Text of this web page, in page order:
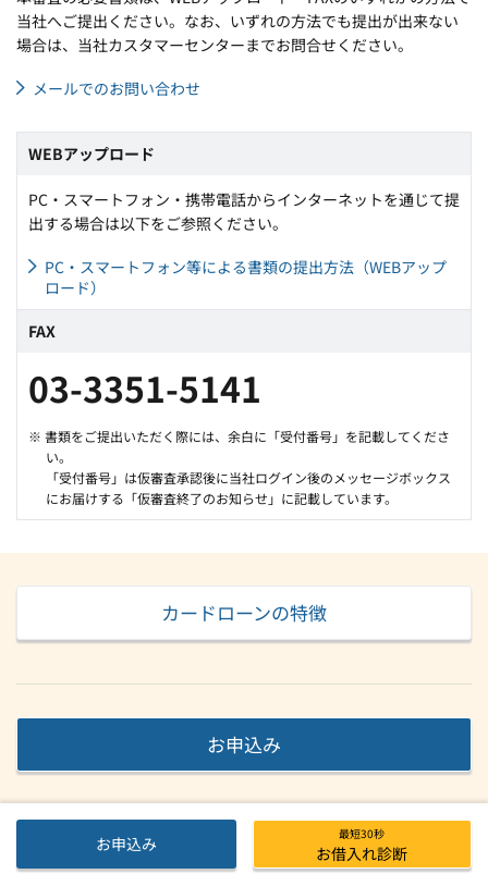
お申込み 最短30秒
お借入れ診断
当社へご提出ください。なお、いずれの方法でも提出が出来ない
場合は、当社カスタマーセンターまでお問合せください。
メールでのお問い合わせ
WEBアップロード
PC・スマートフォン・携帯電話からインターネットを通じて提
出する場合は以下をご参照ください。
PC・スマートフォン等による書類の提出方法（WEBアップ
ロード）
FAX
03-3351-5141
※ 書類をご提出いただく際には、余白に「受付番号」を記載してくださ
い。
「受付番号」は仮審査承認後に当社ログイン後のメッセージボックス
にお届けする「仮審査終了のお知らせ」に記載しています。
カードローンの特徴
お申込み
© DOCOMO SMTB Net Bank, Inc.